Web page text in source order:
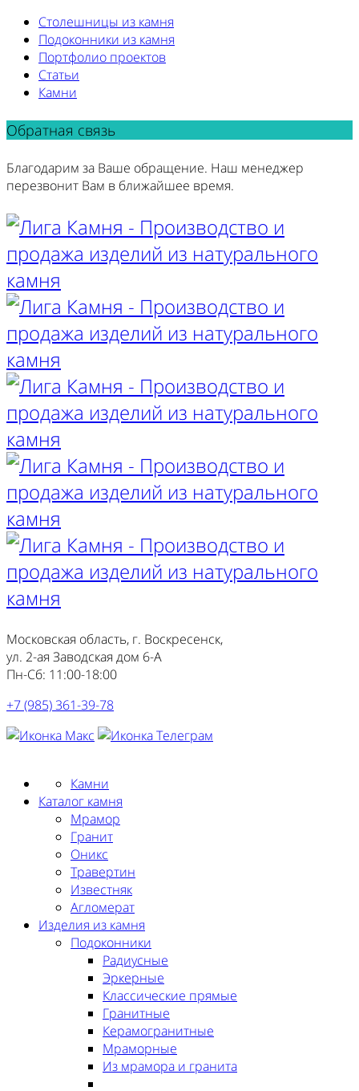
Столешницы из камня
Подоконники из камня
Портфолио проектов
Статьи
Камни
Обратная связь
Благодарим за Ваше обращение. Наш менеджер
перезвонит Вам в ближайшее время.
Московская область, г. Воскресенск,
ул. 2-ая Заводская дом 6-А
Пн-Сб: 11:00-18:00
+7 (985) 361-39-78
Камни
Каталог камня
Мрамор
Гранит
Оникс
Травертин
Известняк
Агломерат
Изделия из камня
Подоконники
Радиусные
Эркерные
Классические прямые
Гранитные
Керамогранитные
Мраморные
Из мрамора и гранита